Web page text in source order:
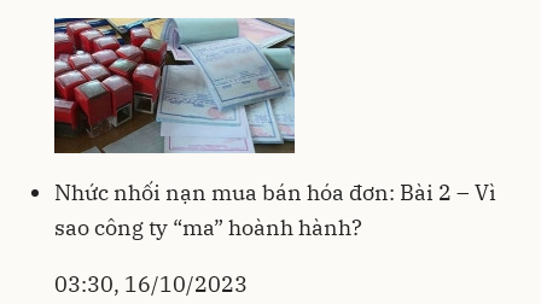
Nhức nhối nạn mua bán hóa đơn: Bài 2 – Vì
sao công ty “ma” hoành hành?
03:30, 16/10/2023